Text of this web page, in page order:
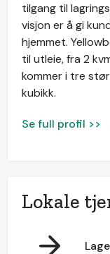
tilgang til
visjon er å gi
hjemmet.
til utleie, fra 2
kommer i tre
kubikk.
Se full profil >>
Lokale